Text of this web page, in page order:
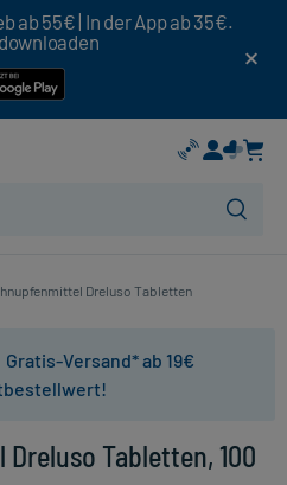
ab 55€ | In der App ab 35€.
Dreluso Tabletten
Gratis-Versand* ab 19€
Tabletten, 100